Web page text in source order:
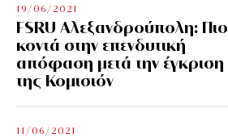
19/06/2021
FSRU Αλεξανδρούπολη: Πιο
κοντά στην επενδυτική
απόφαση μετά την έγκριση
της Κομισιόν
11/06/2021